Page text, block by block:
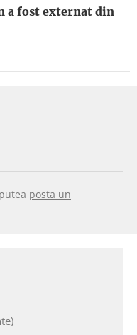
a fost externat din
posta un